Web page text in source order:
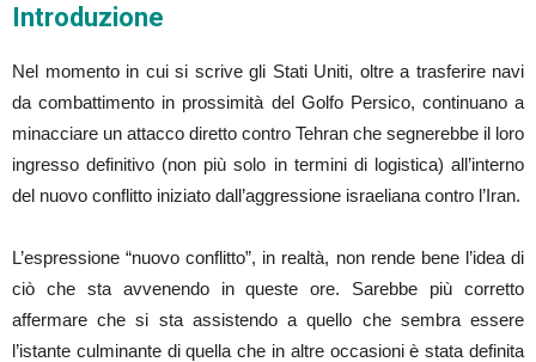
Introduzione
Nel momento in cui si scrive gli Stati Uniti, oltre a trasferire navi
da combattimento in prossimità del Golfo Persico, continuano a
minacciare un attacco diretto contro Tehran che segnerebbe il loro
ingresso definitivo (non più solo in termini di logistica) all’interno
del nuovo conflitto iniziato dall’aggressione israeliana contro l’Iran.
L’espressione “nuovo conflitto”, in realtà, non rende bene l’idea di
ciò che sta avvenendo in queste ore. Sarebbe più corretto
affermare che si sta assistendo a quello che sembra essere
l’istante culminante di quella che in altre occasioni è stata definita